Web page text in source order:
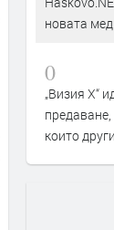
новата
0
„Визия Х“
които